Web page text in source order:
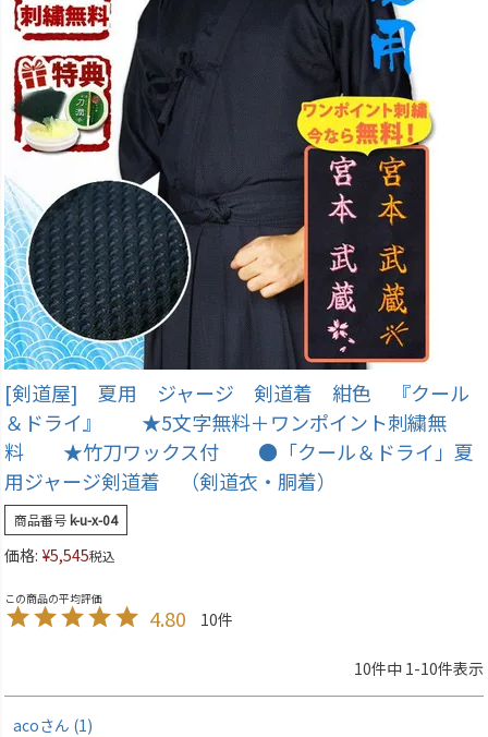
[剣道屋] 夏用 ジャージ 剣道着 紺色 『クール
＆ドライ』 ★5文字無料＋ワンポイント刺繍無
料 ★竹刀ワックス付 ●「クール＆ドライ」夏
用ジャージ剣道着 （剣道衣・胴着）
商品番号k-u-x-04
価格: ¥5,545税込
4.80 10
10件中 1-10件表示
aco 1